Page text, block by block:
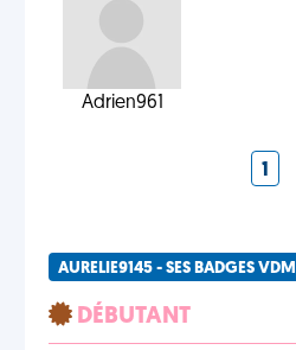
Adrien961
1
AURELIE9145 - SES BADGES VDM
DÉBUTANT